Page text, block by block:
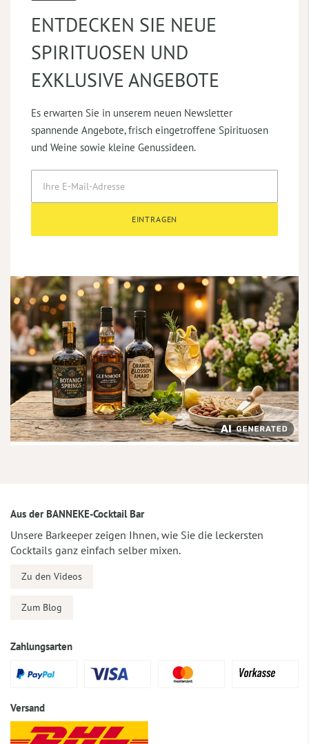
ENTDECKEN SIE NEUE
SPIRITUOSEN UND
EXKLUSIVE ANGEBOTE
Es erwarten Sie in unserem neuen Newsletter
spannende Angebote, frisch eingetroffene Spirituosen
und Weine sowie kleine Genussideen.
EINTRAGEN
Aus der BANNEKE-Cocktail Bar
Unsere Barkeeper zeigen Ihnen, wie Sie die leckersten
Cocktails ganz einfach selber mixen.
Zu den Videos
Zum Blog
Zahlungsarten
Versand